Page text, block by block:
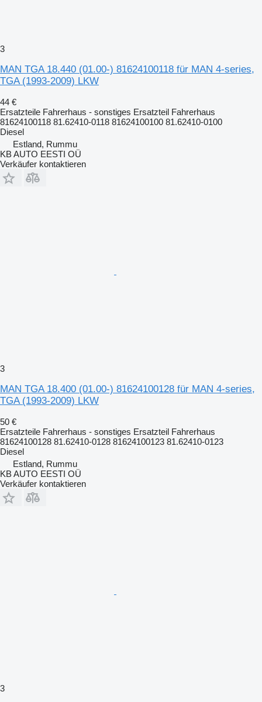
3
MAN TGA 18.440 (01.00-) 81624100118 für MAN 4-series,
TGA (1993-2009) LKW
44 €
Ersatzteile Fahrerhaus - sonstiges Ersatzteil Fahrerhaus
81624100118 81.62410-0118 81624100100 81.62410-0100
Diesel
Estland, Rummu
KB AUTO EESTI OÜ
Verkäufer kontaktieren
3
MAN TGA 18.400 (01.00-) 81624100128 für MAN 4-series,
TGA (1993-2009) LKW
50 €
Ersatzteile Fahrerhaus - sonstiges Ersatzteil Fahrerhaus
81624100128 81.62410-0128 81624100123 81.62410-0123
Diesel
Estland, Rummu
KB AUTO EESTI OÜ
Verkäufer kontaktieren
3